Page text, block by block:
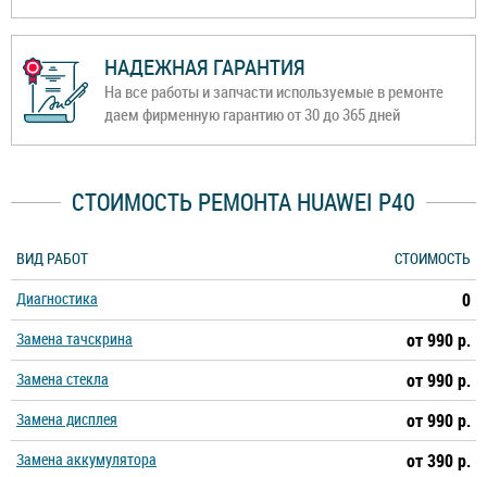
НАДЕЖНАЯ ГАРАНТИЯ
На все работы и запчасти используемые в ремонте
даем фирменную гарантию от 30 до 365 дней
СТОИМОСТЬ РЕМОНТА HUAWEI P40
ВИД РАБОТ
СТОИМОСТЬ
Диагностика
0
Замена тачскрина от 990 р.
Замена стекла от 990 р.
Замена дисплея от 990 р.
Замена аккумулятора от 390 р.